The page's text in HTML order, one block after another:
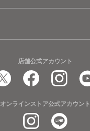
店舗公式アカウント
オンラインストア公式アカウント